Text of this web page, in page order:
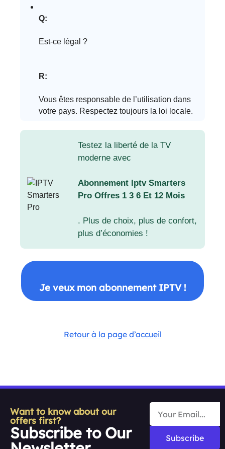
Q:
Est-ce légal ?
R:
Vous êtes responsable de l’utilisation dans
votre pays. Respectez toujours la loi locale.
Testez la liberté de la TV
moderne avec
Abonnement Iptv Smarters
Pro Offres 1 3 6 Et 12 Mois
. Plus de choix, plus de confort,
plus d’économies !
Je veux mon abonnement IPTV !
Retour à la page d’accueil
Want to know about our
offers first?
Subscribe to Our Subscribe